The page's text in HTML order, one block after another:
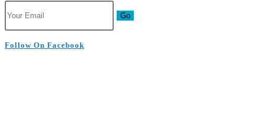
Go
Follow On Facebook